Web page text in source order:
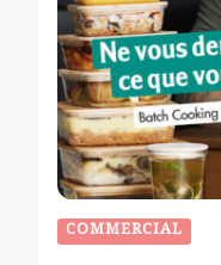
COMMERCIAL